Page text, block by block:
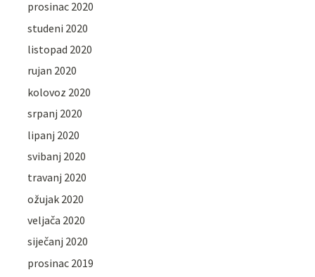
prosinac 2020
studeni 2020
listopad 2020
rujan 2020
kolovoz 2020
srpanj 2020
lipanj 2020
svibanj 2020
travanj 2020
ožujak 2020
veljača 2020
siječanj 2020
prosinac 2019